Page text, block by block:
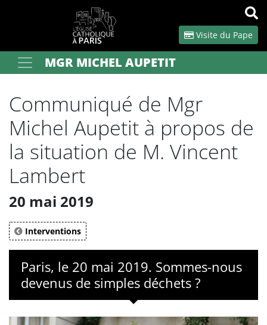
Visite du Pape
Votre rechercheMGR MICHEL AUPETIT
Communiqué de Mgr
Michel Aupetit à propos de
la situation de M. Vincent
Lambert
20 mai 2019
Interventions
Paris, le 20 mai 2019. Sommes-nous
devenus de simples déchets ?
Panneau de gestion des cookies